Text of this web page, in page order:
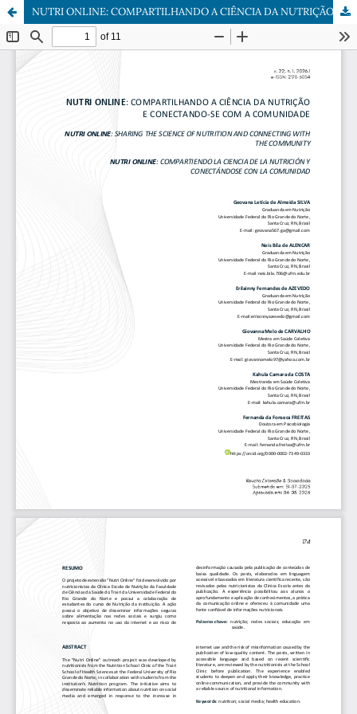
NUTRI ONLINE: COMPARTILHANDO A CIÊNCIA DA NUTRIÇÃO E CONECTANDO-SE COM A COMUNIDADE.